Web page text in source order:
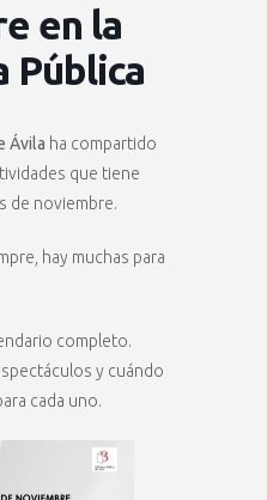
en la
Pública
Ávila ha compartido
que tiene
de noviembre.
hay muchas para
completo.
y cuándo
cada uno.